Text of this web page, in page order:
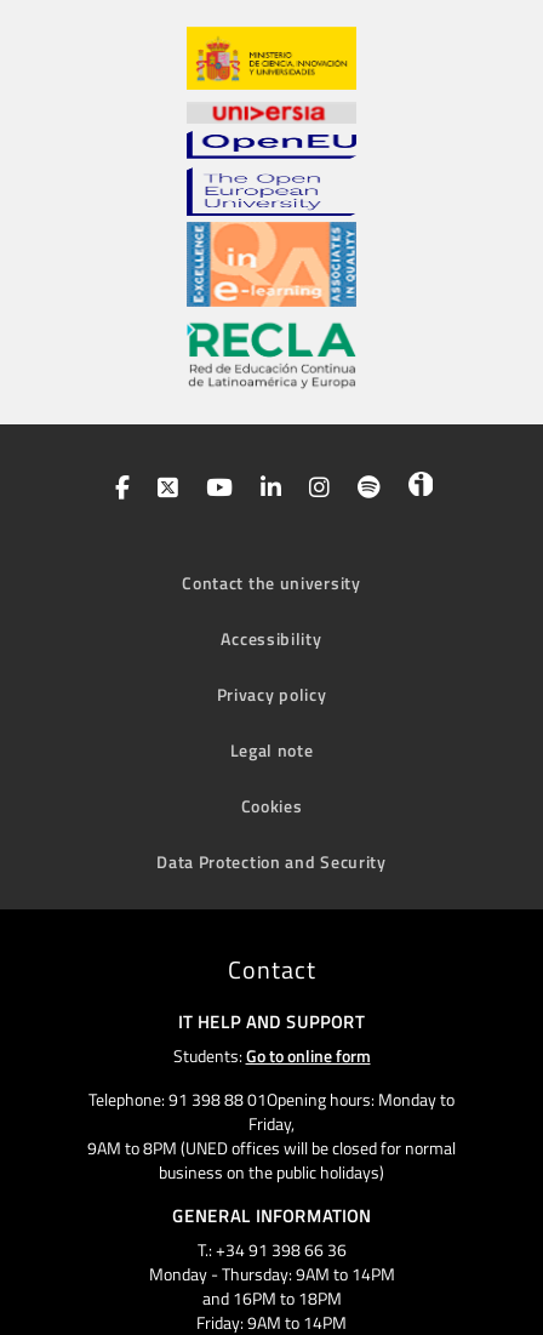
Contact the university
Accessibility
Privacy policy
Legal note
Cookies
Data Protection and Security
Contact
IT HELP AND SUPPORT
Students:Go to online form
Telephone: 91 398 88 01Opening hours: Monday to
Friday,
9AM to 8PM (UNED offices will be closed for normal
business on the public holidays)
GENERAL INFORMATION
T.: +34 91 398 66 36
Monday - Thursday: 9AM to 14PM
and 16PM to 18PM
Friday: 9AM to 14PM